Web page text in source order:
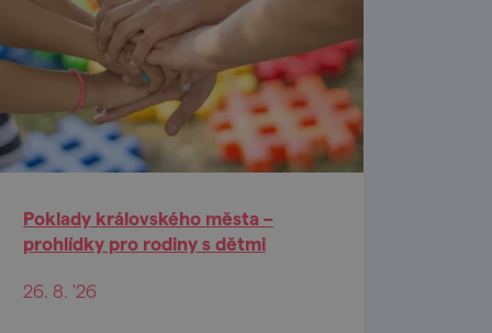
Poklady královského města –
prohlídky pro rodiny s dětmi
26. 8. '26